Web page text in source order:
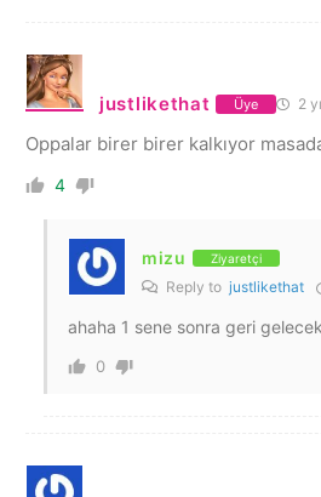
justlikethat Üye 2
Oppalar birer birer kalkıyor
4
mizu Ziyaretçi
Reply to justlikethat
ahaha 1 sene sonra geri
0